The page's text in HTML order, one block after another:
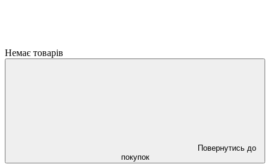
Немає товарів
Повернутись до
покупок